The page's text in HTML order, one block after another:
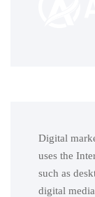
Digital
uses the
such as
digital